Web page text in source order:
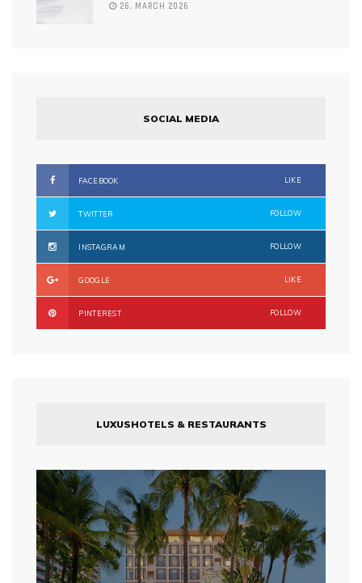
26. MARCH 2026
SOCIAL MEDIA
FACEBOOK LIKE
TWITTER FOLLOW
INSTAGRAM FOLLOW
GOOGLE LIKE
PINTEREST FOLLOW
LUXUSHOTELS & RESTAURANTS